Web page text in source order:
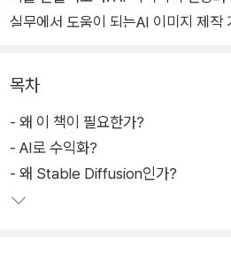
실무에서 도움이 되는AI 이미지 제작
부터 혼자서 에러를 해결하고 다양한
보자!
목차
- 왜 이 책이 필요한가?
- AI로 수익화?
- 왜 Stable Diffusion인가?